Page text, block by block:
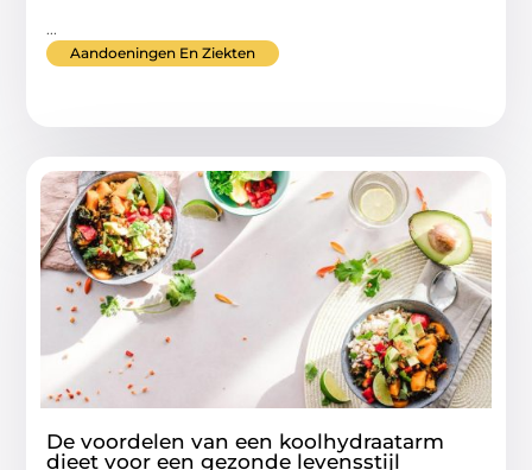
...
Aandoeningen En Ziekten
De voordelen van een koolhydraatarm
dieet voor een gezonde levensstijl